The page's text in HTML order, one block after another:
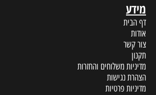
מידע
דף הבית
אודות
צור קשר
תקנון
מדיניות משלוחים והחזרות
הצהרת נגישות
מדיניות פרטיות